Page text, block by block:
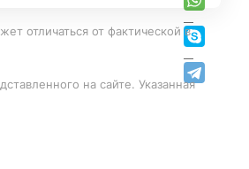
отличаться от фактической в
на сайте. Указанная